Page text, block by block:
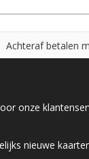
Achteraf betalen
onze
nieuwe